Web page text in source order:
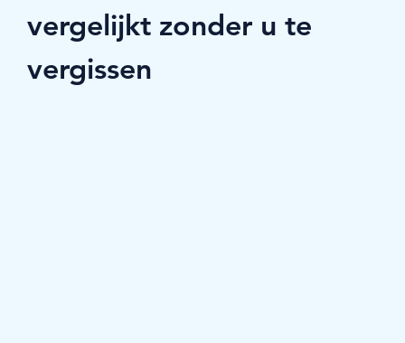
vergelijkt zonder u te
vergissen